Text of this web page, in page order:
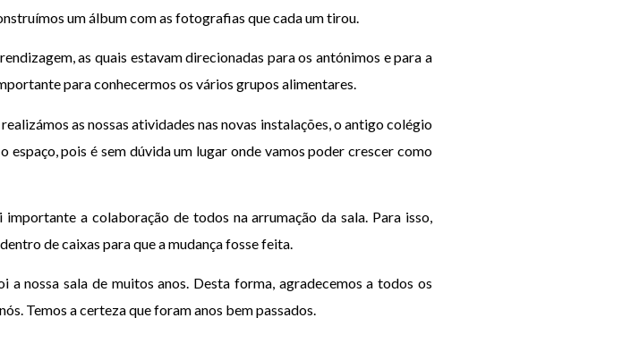
um álbum com as fotografias que cada um tirou.
as quais estavam direcionadas para os antónimos e para a
para conhecermos os vários grupos alimentares.
as nossas atividades nas novas instalações, o antigo colégio
pois é sem dúvida um lugar onde vamos poder crescer como
a colaboração de todos na arrumação da sala. Para isso,
de caixas para que a mudança fosse feita.
nossa sala de muitos anos. Desta forma, agradecemos a todos os
Temos a certeza que foram anos bem passados.